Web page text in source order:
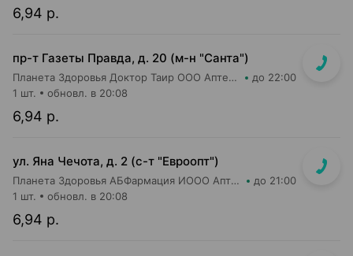
6,94 р.
пр-т Газеты Правда, д. 20 (м-н "Санта")
Планета Здоровья Доктор Таир ООО Аптека №11 до 22:00
6,94 р.
1 шт. обновл. в 20:08
ул. Яна Чечота, д. 2 (с-т "Евроопт")
Планета Здоровья АБФармация ИООО Аптека №26 до 21:00
6,94 р.
1 шт. обновл. в 20:08